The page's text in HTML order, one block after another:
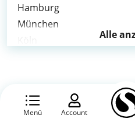
Menü Account
Hamburg
München
Leipzig
Alle